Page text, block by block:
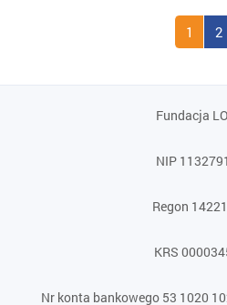
1 2
Fundacja
NIP
Regon
KRS
Nr konta bankowego 53 1020